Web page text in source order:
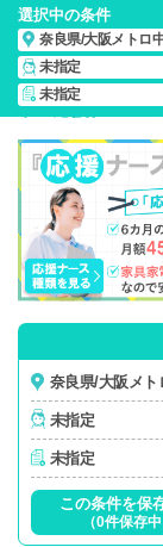
選択中の条件
奈良県/大阪メトロ
未指定
未指定
奈良県/大阪メト
ト・応援ナー…の
奈良県/大阪メ
未指定
未指定
この条件を保
（0件保存中